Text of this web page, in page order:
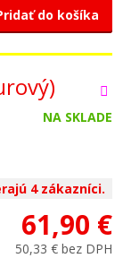
do košíka
NA SKLADE
4 zákazníci.
61,90 €
50,33 € bez DPH